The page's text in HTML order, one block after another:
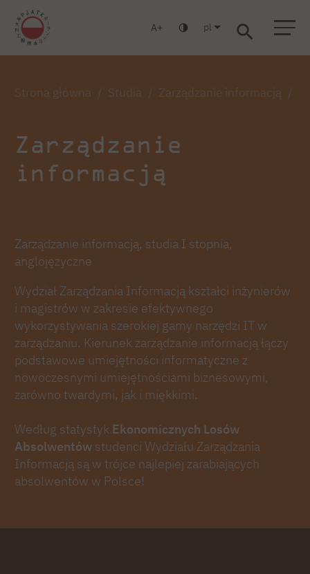
Warszawa Gdańsk Liceum Studia podyplomowe Studia MBA
A pl
Zarządzanie
informacją
Zarządzanie informacją, studia I stopnia,
anglojęzyczne
Wydział Zarządzania Informacją kształci inżynierów
i magistrów w zakresie efektywnego
wykorzystywania szerokiej gamy narzędzi IT w
zarządzaniu. Kierunek zarządzanie informacją łączy
podstawowe umiejętności informatyczne z
nowoczesnymi umiejętnościami biznesowymi,
zarówno twardymi, jak i miękkimi.
Według statystyk Ekonomicznych Losów
Absolwentów studenci Wydziału Zarządzania
Informacją są w trójce najlepiej zarabiających
absolwentów w Polsce!